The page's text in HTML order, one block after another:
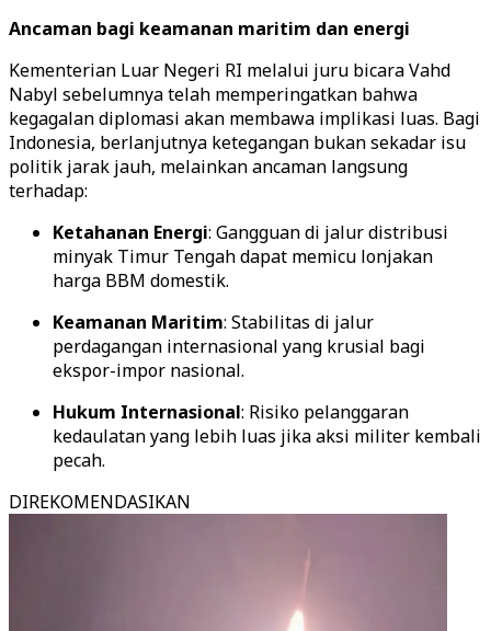
Ancaman bagi keamanan maritim dan energi
Kementerian Luar Negeri RI melalui juru bicara Vahd
Nabyl sebelumnya telah memperingatkan bahwa
kegagalan diplomasi akan membawa implikasi luas. Bagi
Indonesia, berlanjutnya ketegangan bukan sekadar isu
politik jarak jauh, melainkan ancaman langsung
terhadap:
Ketahanan Energi: Gangguan di jalur distribusi
minyak Timur Tengah dapat memicu lonjakan
harga BBM domestik.
Keamanan Maritim: Stabilitas di jalur
perdagangan internasional yang krusial bagi
ekspor-impor nasional.
Hukum Internasional: Risiko pelanggaran
kedaulatan yang lebih luas jika aksi militer kembali
pecah.
DIREKOMENDASIKAN